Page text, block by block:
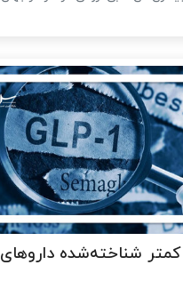
کمتر شناخته‌شده